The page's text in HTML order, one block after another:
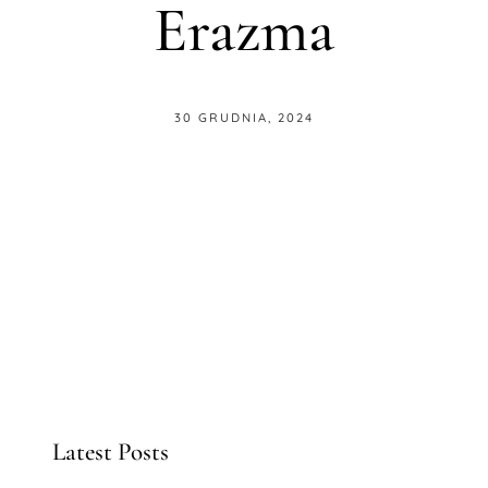
Erazma
30 GRUDNIA, 2024
Latest Posts